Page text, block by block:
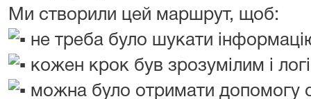
Ми створили цей маршрут, щоб:
не треба було шукати
кожен крок був зрозумілим і
можна було отримати допомогу